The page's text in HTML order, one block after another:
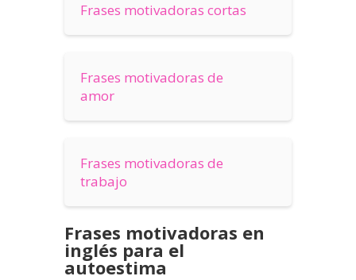
Frases motivadoras cortas
Frases motivadoras de
amor
Frases motivadoras de
trabajo
Frases motivadoras en
inglés para el
autoestima